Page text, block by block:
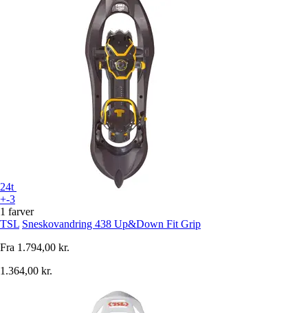
24t
+-3
1 farver
TSL Sneskovandring 438 Up&Down Fit Grip
Fra 1.794,00 kr.
1.364,00 kr.